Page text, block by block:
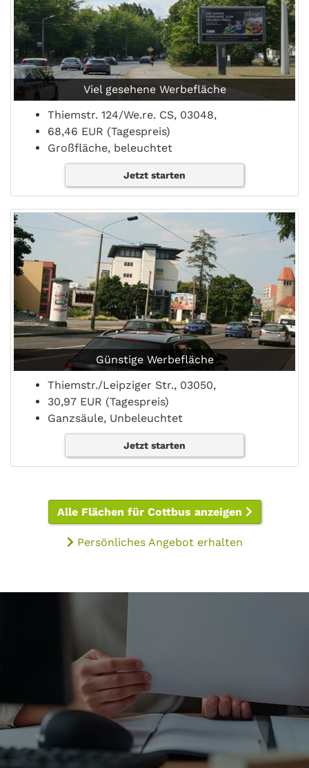
Viel gesehene Werbefläche
Thiemstr. 124/We.re. CS, 03048,
68,46 EUR (Tagespreis)
Großfläche, beleuchtet
Jetzt starten
Günstige Werbefläche
Thiemstr./Leipziger Str., 03050,
30,97 EUR (Tagespreis)
Ganzsäule, Unbeleuchtet
Jetzt starten
Alle Flächen für Cottbus anzeigen
Persönliches Angebot erhalten